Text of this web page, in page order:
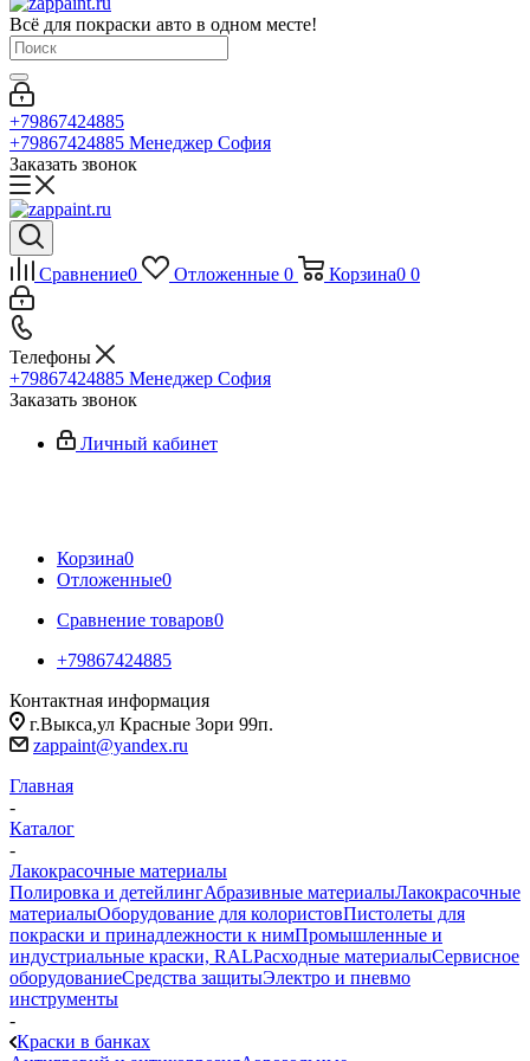
Всё для покраски авто в одном месте!
+79867424885
+79867424885 Менеджер София
Заказать звонок
Сравнение0 Отложенные 0 Корзина0 0
Телефоны
+79867424885 Менеджер София
Заказать звонок
Личный кабинет
Корзина0
Отложенные0
Сравнение товаров0
+79867424885
Контактная информация
г.Выкса,ул Красные Зори 99п.
zappaint@yandex.ru
Главная
-
Каталог
-
Лакокрасочные материалы
Полировка и детейлингАбразивные материалыЛакокрасочные
материалыОборудование для колористовПистолеты для
покраски и принадлежности к нимПромышленные и
индустриальные краски, RALРасходные материалыСервисное
оборудованиеСредства защитыЭлектро и пневмо
инструменты
-
Краски в банках